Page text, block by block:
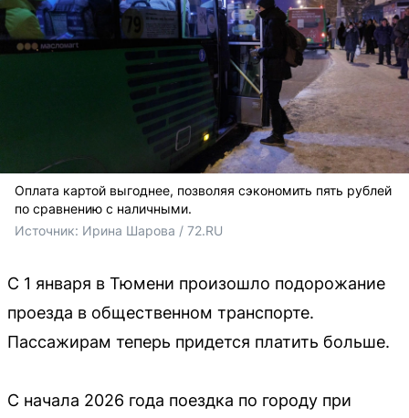
Оплата картой выгоднее, позволяя сэкономить пять рублей
по сравнению с наличными.
Источник: Ирина Шарова / 72.RU
С 1 января в Тюмени произошло подорожание
проезда в общественном транспорте.
Пассажирам теперь придется платить больше.
С начала 2026 года поездка по городу при